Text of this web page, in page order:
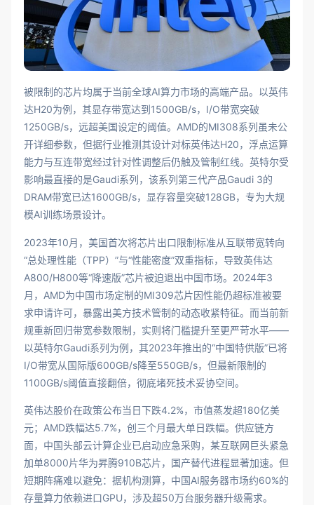
被限制的芯片均属于当前全球AI算力市场的高端产品。以英伟
达H20为例，其显存带宽达到1500GB/s，I/O带宽突破
1250GB/s，远超美国设定的阈值。AMD的MI308系列虽未公
开详细参数，但据行业推测其设计对标英伟达H20，浮点运算
能力与互连带宽经过针对性调整后仍触及管制红线。英特尔受
影响最直接的是Gaudi系列，该系列第三代产品Gaudi 3的
DRAM带宽已达1600GB/s，显存容量突破128GB，专为大规
模AI训练场景设计。
2023年10月，美国首次将芯片出口限制标准从互联带宽转向
“总处理性能（TPP）”与“性能密度”双重指标，导致英伟达
A800/H800等“降速版”芯片被迫退出中国市场。2024年3
月，AMD为中国市场定制的MI309芯片因性能仍超标准被要
求申请许可，暴露出美方技术管制的动态收紧特征。而当前新
规重新回归带宽参数限制，实则将门槛提升至更严苛水平——
以英特尔Gaudi系列为例，其2023年推出的“中国特供版”已将
I/O带宽从国际版600GB/s降至550GB/s，但最新限制的
1100GB/s阈值直接翻倍，彻底堵死技术妥协空间。
英伟达股价在政策公布当日下跌4.2%，市值蒸发超180亿美
元；AMD跌幅达5.7%，创三个月最大单日跌幅。供应链方
面，中国头部云计算企业已启动应急采购，某互联网巨头紧急
加单8000片华为昇腾910B芯片，国产替代进程显著加速。但
短期阵痛难以避免：据机构测算，中国AI服务器市场约60%的
存量算力依赖进口GPU，涉及超50万台服务器升级需求。